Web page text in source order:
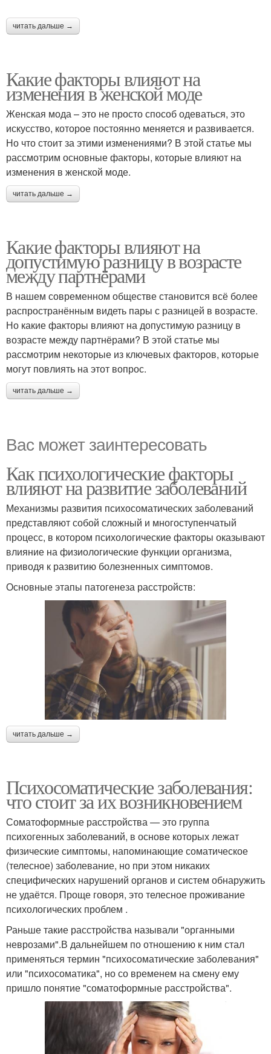
читать дальше →
Какие факторы влияют на
изменения в женской моде
Женская мода – это не просто способ одеваться, это
искусство, которое постоянно меняется и развивается.
Но что стоит за этими изменениями? В этой статье мы
рассмотрим основные факторы, которые влияют на
изменения в женской моде.
читать дальше →
Какие факторы влияют на
допустимую разницу в возрасте
между партнёрами
В нашем современном обществе становится всё более
распространённым видеть пары с разницей в возрасте.
Но какие факторы влияют на допустимую разницу в
возрасте между партнёрами? В этой статье мы
рассмотрим некоторые из ключевых факторов, которые
могут повлиять на этот вопрос.
читать дальше →
Вас может заинтересовать
Как психологические факторы
влияют на развитие заболеваний
Механизмы развития психосоматических заболеваний
представляют собой сложный и многоступенчатый
процесс, в котором психологические факторы оказывают
влияние на физиологические функции организма,
приводя к развитию болезненных симптомов.
Основные этапы патогенеза расстройств:
читать дальше →
Психосоматические заболевания:
что стоит за их возникновением
Соматоформные расстройства — это группа
психогенных заболеваний, в основе которых лежат
физические симптомы, напоминающие соматическое
(телесное) заболевание, но при этом никаких
специфических нарушений органов и систем обнаружить
не удаётся. Проще говоря, это телесное проживание
психологических проблем .
Раньше такие расстройства называли "органными
неврозами".В дальнейшем по отношению к ним стал
применяться термин "психосоматические заболевания"
или "психосоматика", но со временем на смену ему
пришло понятие "соматоформные расстройства".